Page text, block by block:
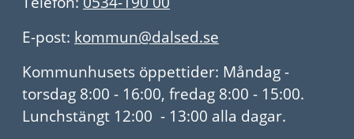
E-post: kommun@dalsed.se
Kommunhusets öppettider: Måndag -
torsdag 8:00 - 16:00, fredag 8:00 - 15:00.
Lunchstängt 12:00 - 13:00 alla dagar.